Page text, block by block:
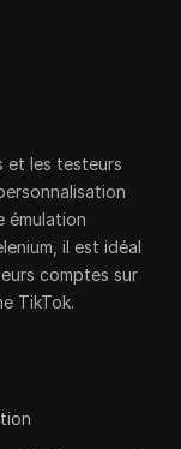
et les testeurs
émulation
il est idéal
comptes sur
TikTok.